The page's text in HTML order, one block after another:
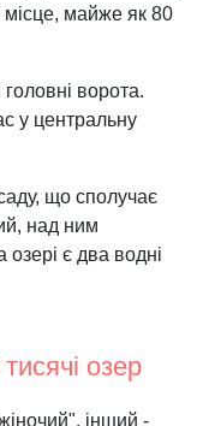
майже як 80
ворота.
у центральну
що сполучає
над ним
є два водні
озер
інший -